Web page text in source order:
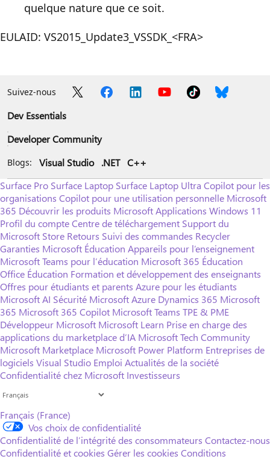
quelque nature que ce soit.
EULAID: VS2015_Update3_VSSDK_<FRA>
Suivez-nous
Dev Essentials
Developer Community
Blogs: Visual Studio .NET C++
Surface Pro Surface Laptop Surface Laptop Ultra Copilot pour les
organisations Copilot pour une utilisation personnelle Microsoft
365 Découvrir les produits MicrosoftApplications Windows 11
Profil du compteCentre de téléchargement Support du
Microsoft Store Retours Suivi des commandes Recycler
Garanties Microsoft Éducation Appareils pour l’enseignement
Microsoft Teams pour l’éducation Microsoft 365 Éducation
Office Éducation Formation et développement des enseignants
Offres pour étudiants et parents Azure pour les étudiants
Microsoft AI Sécurité MicrosoftAzure Dynamics 365 Microsoft
365 Microsoft 365 Copilot Microsoft Teams TPE & PME
Développeur Microsoft Microsoft Learn Prise en charge des
applications du marketplace d’IA Microsoft Tech Community
Microsoft Marketplace Microsoft Power Platform Entreprises de
logiciels Visual Studio Emploi Actualités de la société
Confidentialité chez Microsoft Investisseurs
Français (France)
Vos choix de confidentialité
Confidentialité de l’intégrité des consommateurs Contactez-nous
Confidentialité et cookies Gérer les cookies Conditions